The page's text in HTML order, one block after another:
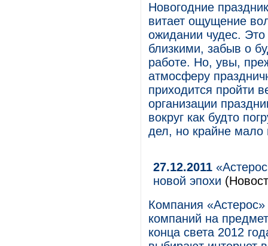
Новогодние
витает ощущение
ожидании чудес.
близкими, забыв о
работе. Но, увы,
атмосферу
приходится пройти
организации
вокруг как будто
дел, но крайне мало
27.12.2011
новой эпохи
Компания
компаний на
конца света 2012